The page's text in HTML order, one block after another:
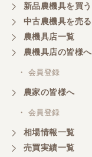
新品農機具を買う
中古農機具を売る
農機具店一覧
農機具店の皆様へ
・ 会員登録
農家の皆様へ
・ 会員登録
相場情報一覧
売買実績一覧